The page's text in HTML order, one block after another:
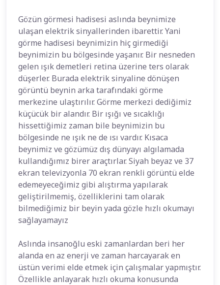
Gözün görmesi hadisesi aslında beynimize
ulaşan elektrik sinyallerinden ibarettir. Yani
görme hadisesi beynimizin hiç girmediği
beynimizin bu bölgesinde yaşanır. Bir nesneden
gelen ışık demetleri retina üzerine ters olarak
düşerler. Burada elektrik sinyaline dönüşen
görüntü beynin arka tarafındaki görme
merkezine ulaştırılır. Görme merkezi dediğimiz
küçücük bir alandır. Bir ışığı ve sıcaklığı
hissettiğimiz zaman bile beynimizin bu
bölgesinde ne ışık ne de ısı vardır. Kısaca
beynimiz ve gözümüz dış dünyayı algılamada
kullandığımız birer araçtırlar. Siyah beyaz ve 37
ekran televizyonla 70 ekran renkli görüntü elde
edemeyeceğimiz gibi alıştırma yapılarak
geliştirilmemiş, özelliklerini tam olarak
bilmediğimiz bir beyin yada gözle hızlı okumayı
sağlayamayız
Aslında insanoğlu eski zamanlardan beri her
alanda en az enerji ve zaman harcayarak en
üstün verimi elde etmek için çalışmalar yapmıştır.
Özellikle anlayarak hızlı okuma konusunda